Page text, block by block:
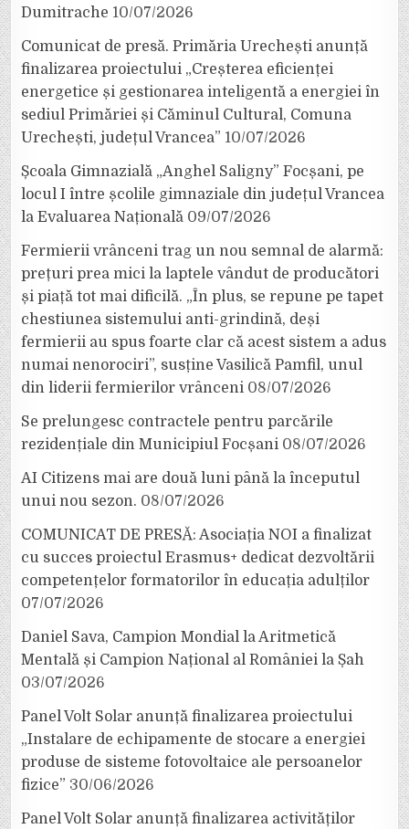
Dumitrache 10/07/2026
Comunicat de presă. Primăria Urechești anunță
finalizarea proiectului „Creșterea eficienței
energetice și gestionarea inteligentă a energiei în
sediul Primăriei și Căminul Cultural, Comuna
Urechești, județul Vrancea” 10/07/2026
Școala Gimnazială „Anghel Saligny” Focșani, pe
locul I între școlile gimnaziale din județul Vrancea
la Evaluarea Națională 09/07/2026
Fermierii vrânceni trag un nou semnal de alarmă:
prețuri prea mici la laptele vândut de producători
și piață tot mai dificilă. „În plus, se repune pe tapet
chestiunea sistemului anti-grindină, deși
fermierii au spus foarte clar că acest sistem a adus
numai nenorociri”, susține Vasilică Pamfil, unul
din liderii fermierilor vrânceni 08/07/2026
Se prelungesc contractele pentru parcările
rezidențiale din Municipiul Focșani 08/07/2026
AI Citizens mai are două luni până la începutul
unui nou sezon. 08/07/2026
COMUNICAT DE PRESĂ: Asociația NOI a finalizat
cu succes proiectul Erasmus+ dedicat dezvoltării
competențelor formatorilor în educația adulților
07/07/2026
Daniel Sava, Campion Mondial la Aritmetică
Mentală și Campion Național al României la Șah
03/07/2026
Panel Volt Solar anunță finalizarea proiectului
„Instalare de echipamente de stocare a energiei
produse de sisteme fotovoltaice ale persoanelor
fizice” 30/06/2026
Panel Volt Solar anunță finalizarea activităților